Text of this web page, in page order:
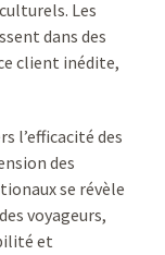
Les
dans des
client inédite,
l’efficacité des
des
se révèle
voyageurs,
et